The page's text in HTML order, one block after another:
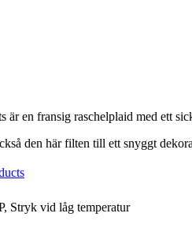
är en fransig raschelplaid med ett
den här filten till ett snyggt
Stryk vid låg temperatur